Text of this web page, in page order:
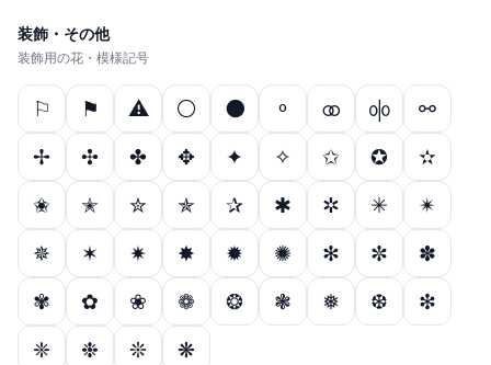
装飾・その他
装飾用の花・模様記号
⚐ ⚑ ⚠ ⚪ ⚫ ⚬ ⚭ ⚮
⚯
✢
✣ ✤ ✥ ✦ ✧ ✩ ✪
✫
✬
✭ ✮ ✯ ✰ ✱ ✲ ✳
✴
✵
✶ ✷ ✸ ✹ ✺ ✻ ✼
✽
✾
✿ ❀ ❁ ❂ ❃ ❅ ❆
❇
❈
❉ ❊ ❋